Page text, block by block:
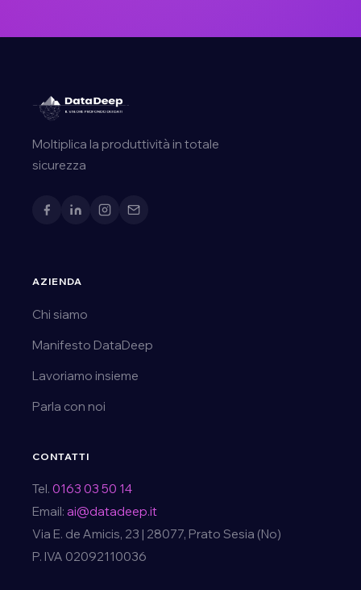
Moltiplica la produttività in totale
sicurezza
AZIENDA
Chi siamo
Manifesto DataDeep
Lavoriamo insieme
Parla con noi
CONTATTI
Tel. 0163 03 50 14
Email: ai@datadeep.it
Via E. de Amicis, 23 | 28077, Prato Sesia (No)
P. IVA 02092110036